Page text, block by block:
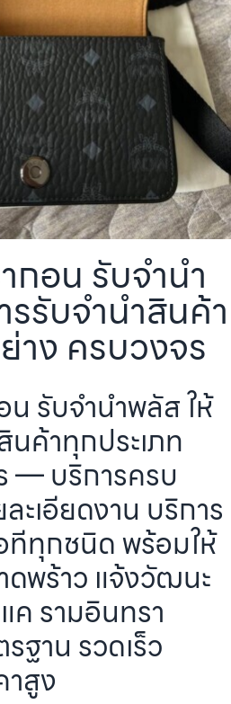
กอน รับจำนำ
รับจำนำสินค้า
าง ครบวงจร
น รับจำนำพลัส ให้
นค้าทุกประเภท
— บริการครบ
ะเอียดงาน บริการ
ทีทุกชนิด พร้อมให้
ดพร้าว แจ้งวัฒนะ
ค รามอินทรา
ฐาน รวดเร็ว
สูง